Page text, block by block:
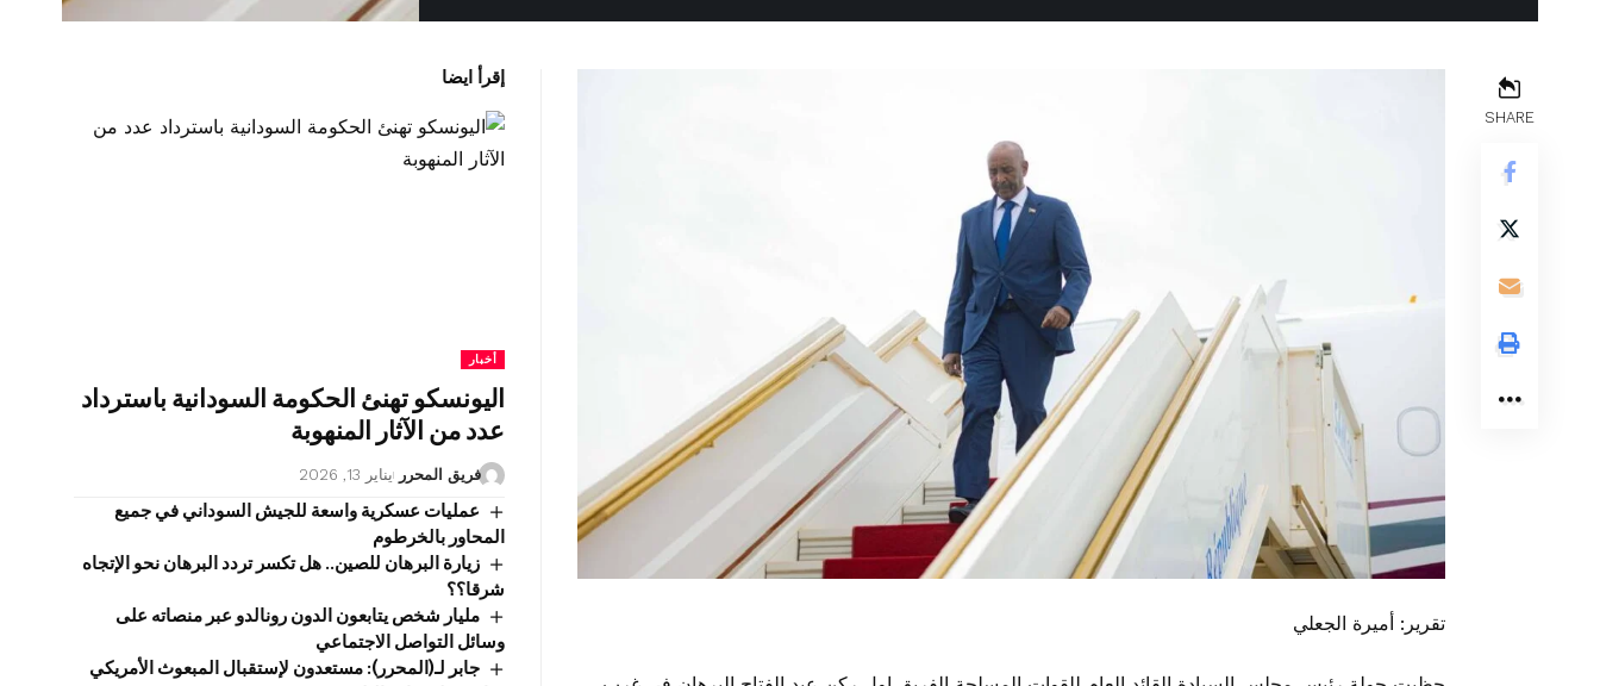
SHARE
تقرير: أميرة الجعلي
إقرأ ايضا
أخبار
اليونسكو تهنئ الحكومة السودانية باسترداد
عدد من الآثار المنهوبة
فريق المحرر يناير 13, 2026
عمليات عسكرية واسعة للجيش السوداني في جميع
المحاور بالخرطوم
زيارة البرهان للصين.. هل تكسر تردد البرهان نحو الإتجاه
شرقا؟؟
مليار شخص يتابعون الدون رونالدو عبر منصاته على
وسائل التواصل الاجتماعي
جابر لـ(المحرر): مستعدون لإستقبال المبعوث الأمريكي